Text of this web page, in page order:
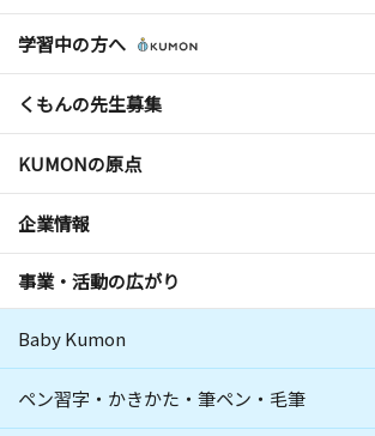
学習中の方へ
くもんの先生募集
KUMONの原点
企業情報
事業・活動の広がり
Baby Kumon
ペン習字・かきかた・筆ペン・毛筆